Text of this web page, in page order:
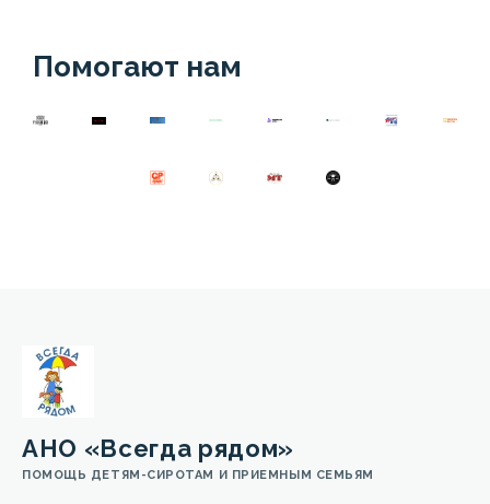
Помогают нам
АНО «Всегда рядом»
ПОМОЩЬ ДЕТЯМ-СИРОТАМ И ПРИЕМНЫМ СЕМЬЯМ